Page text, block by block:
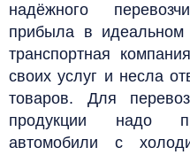
надёжного
прибыла в идеальном
транспортная
своих услуг и несла
товаров. Для
продукции надо
автомобили с